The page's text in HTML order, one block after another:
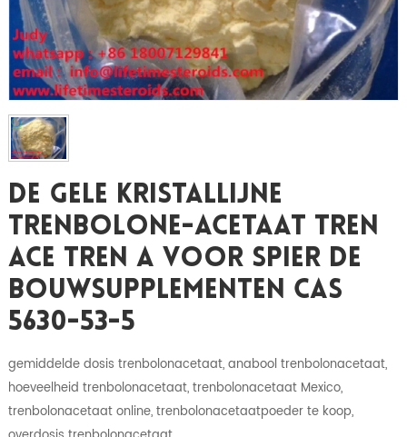
De Gele Kristallijne
Trenbolone-Acetaat Tren
Ace Tren A Voor Spier De
Bouwsupplementen CAS
5630-53-5
gemiddelde dosis trenbolonacetaat, anabool trenbolonacetaat,
hoeveelheid trenbolonacetaat, trenbolonacetaat Mexico,
trenbolonacetaat online, trenbolonacetaatpoeder te koop,